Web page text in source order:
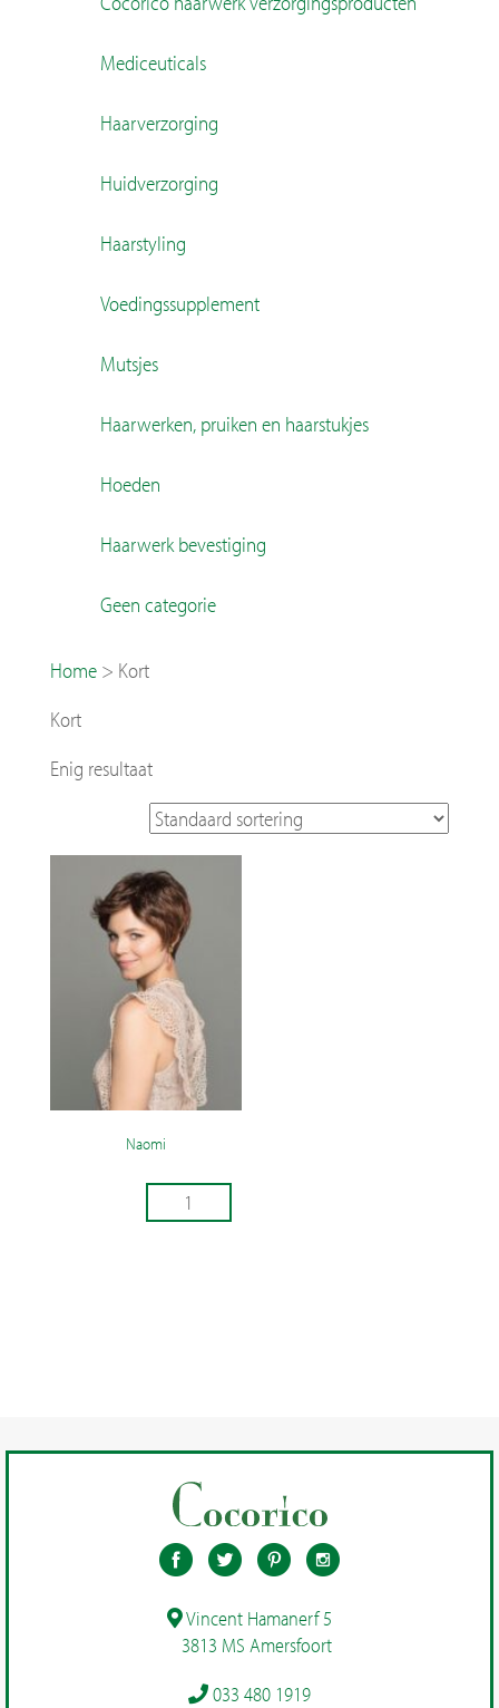
Mediceuticals
Haarverzorging
Huidverzorging
Haarstyling
Voedingssupplement
Mutsjes
Haarwerken, pruiken en haarstukjes
Hoeden
Haarwerk bevestiging
Geen categorie
Home > Kort
Kort
Enig resultaat
Naomi
Vincent Hamanerf 5
3813 MS Amersfoort
033 480 1919